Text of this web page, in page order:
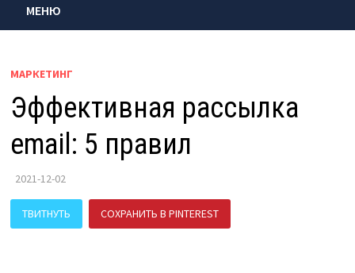
МЕНЮ
МАРКЕТИНГ
Эффективная рассылка
email: 5 правил
2021-12-02
ТВИТНУТЬ СОХРАНИТЬ В PINTEREST